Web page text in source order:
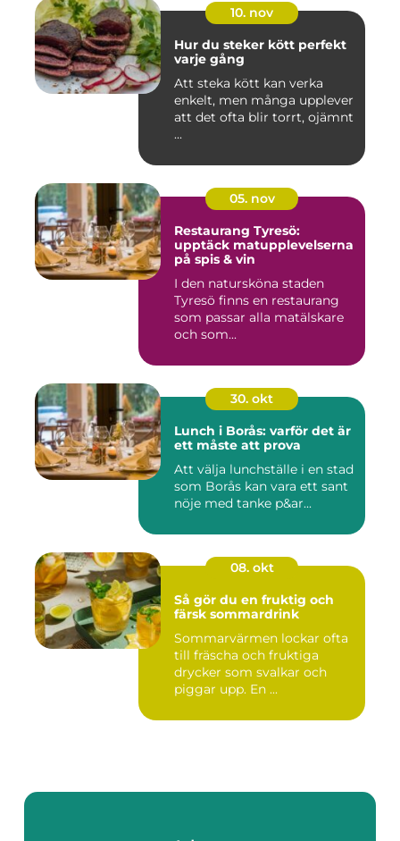
10. nov
Hur du steker kött perfekt
varje gång
Att steka kött kan verka
enkelt, men många upplever
att det ofta blir torrt, ojämnt
...
05. nov
Restaurang Tyresö:
upptäck matupplevelserna
på spis & vin
I den natursköna staden
Tyresö finns en restaurang
som passar alla matälskare
och som...
30. okt
Lunch i Borås: varför det är
ett måste att prova
Att välja lunchställe i en stad
som Borås kan vara ett sant
nöje med tanke p&ar...
08. okt
Så gör du en fruktig och
färsk sommardrink
Sommarvärmen lockar ofta
till fräscha och fruktiga
drycker som svalkar och
piggar upp. En ...